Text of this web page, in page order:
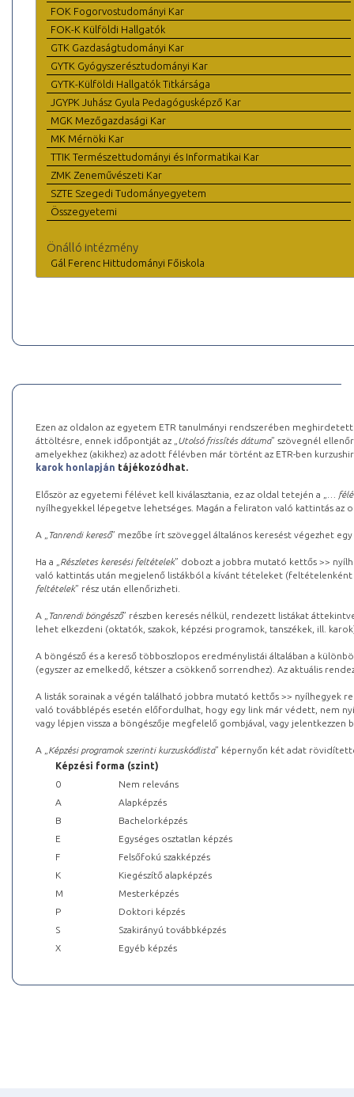
FOK Fogorvostudományi Kar
FOK-K Külföldi Hallgatók
GTK Gazdaságtudományi Kar
GYTK Gyógyszerésztudományi Kar
GYTK-Külföldi Hallgatók Titkársága
JGYPK Juhász Gyula Pedagógusképző Kar
MGK Mezőgazdasági Kar
MK Mérnöki Kar
TTIK Természettudományi és Informatikai Kar
ZMK Zeneművészeti Kar
SZTE Szegedi Tudományegyetem
Összegyetemi
Önálló intézmény
Gál Ferenc Hittudományi Főiskola
Ezen az oldalon az egyetem ETR tanulmányi rendszerében
áttöltésre, ennek időpontját az „ Utolsó frissítés dátuma” szövegnél
amelyekhez (akikhez) az adott félévben már történt az ETR-ben
karok honlapján tájékozódhat.
Először az egyetemi félévet kell kiválasztania, ez az oldal tetején a „
…
nyílhegyekkel lépegetve lehetséges. Magán a feliraton való kattintás az
A „ Tanrendi kereső” mezőbe írt szöveggel általános keresést végezhet
Ha a „ Részletes keresési feltételek” dobozt a jobbra mutató kettős >>
való kattintás után megjelenő listákból a kívánt tételeket (feltételenként
feltételek” rész után ellenőrizheti.
A „ Tanrendi böngésző” részben keresés nélkül, rendezett listákat
lehet elkezdeni (oktatók, szakok, képzési programok, tanszékek, ill.
A böngésző és a kereső többoszlopos eredménylistái általában a
(egyszer az emelkedő, kétszer a csökkenő sorrendhez). Az aktuális
A listák sorainak a végén található jobbra mutató kettős >> nyílhegyek
való továbblépés esetén előfordulhat, hogy egy link már védett, nem
vagy lépjen vissza a böngészője megfelelő gombjával, vagy
A „ Képzési programok szerinti kurzuskódlista” képernyőn két adat
Képzési forma (szint)
0
Nem releváns
A
Alapképzés
B
Bachelorképzés
E
Egységes osztatlan képzés
F
Felsőfokú szakképzés
K
Kiegészítő alapképzés
M
Mesterképzés
P
Doktori képzés
S
Szakirányú továbbképzés
X
Egyéb képzés